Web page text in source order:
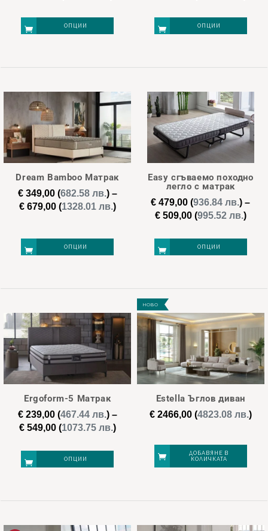
the
€ 139,00
through
ОПЦИИ
multiple
variants.
The
options
chosen
product
€
ОПЦИИ
multiple
variants.
The
options
be
chosen
on
product
Dream Bamboo Матрак
€349,00(682.58 лв.) –
€679,00(1328.01 лв.)Price
ОПЦИИ
multiple
variants.
The
options
chosen
the
Easy сгъваемо походно
легло с матрак
€ 479,00 (936.84 лв.) –
€509,00(995.52 лв.)
€
ОПЦИИ
multiple
variants.
The
options
the
Ergoform-5 Матрак
€239,00(467.44 лв.) –
€549,00(1073.75 лв.)Price
ОПЦИИ
has
НОВО
Estella Ъглов диван
€2466,00(4823.08 лв.)
ДОБАВЯНЕ В
КОЛИЧКАТА